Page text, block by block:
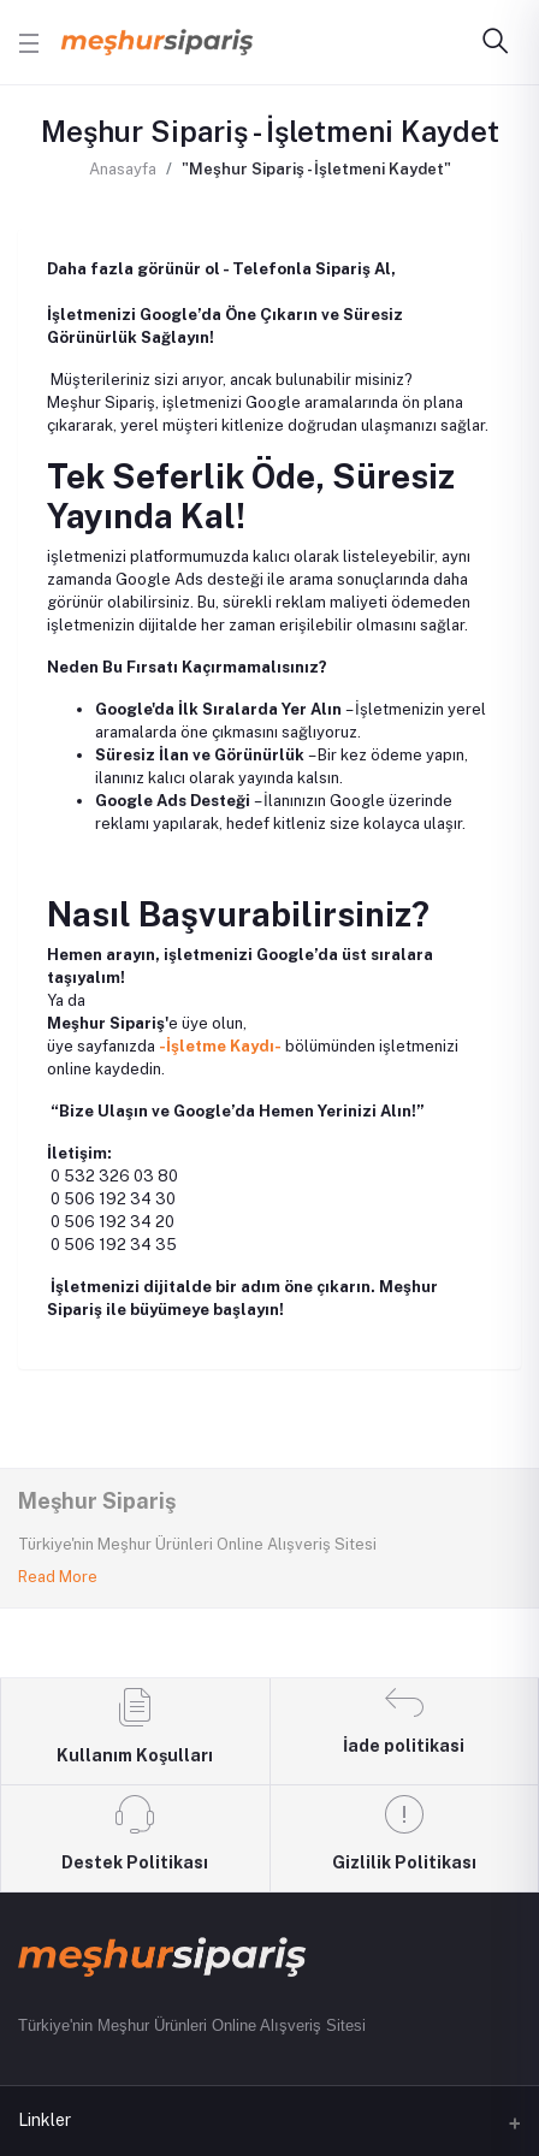
Meşhur Sipariş - İşletmeni Kaydet
Anasayfa "Meşhur Sipariş - İşletmeni Kaydet"
Daha fazla görünür ol - Telefonla Sipariş Al,
İşletmenizi Google’da Öne Çıkarın ve Süresiz
Görünürlük Sağlayın!
Müşterileriniz sizi arıyor, ancak bulunabilir misiniz?
Meşhur Sipariş, işletmenizi Google aramalarında ön plana
çıkararak, yerel müşteri kitlenize doğrudan ulaşmanızı sağlar.
Tek Seferlik Öde, Süresiz
Yayında Kal!
işletmenizi platformumuzda kalıcı olarak listeleyebilir, aynı
zamanda Google Ads desteği ile arama sonuçlarında daha
görünür olabilirsiniz. Bu, sürekli reklam maliyeti ödemeden
işletmenizin dijitalde her zaman erişilebilir olmasını sağlar.
Neden Bu Fırsatı Kaçırmamalısınız?
Google'da İlk Sıralarda Yer Alın – İşletmenizin yerel
aramalarda öne çıkmasını sağlıyoruz.
Süresiz İlan ve Görünürlük – Bir kez ödeme yapın,
ilanınız kalıcı olarak yayında kalsın.
Google Ads Desteği – İlanınızın Google üzerinde
reklamı yapılarak, hedef kitleniz size kolayca ulaşır.
Nasıl Başvurabilirsiniz?
Hemen arayın, işletmenizi Google’da üst sıralara
taşıyalım!
Ya da
Meşhur Sipariş'e üye olun,
üye sayfanızda -İşletme Kaydı- bölümünden işletmenizi
online kaydedin.
“Bize Ulaşın ve Google’da Hemen Yerinizi Alın!”
İletişim:
0 532 326 03 80
0 506 192 34 30
0 506 192 34 20
0 506 192 34 35
İşletmenizi dijitalde bir adım öne çıkarın. Meşhur
Sipariş ile büyümeye başlayın!
Meşhur Sipariş
Türkiye'nin Meşhur Ürünleri Online Alışveriş Sitesi
Read More
Kullanım Koşulları
İade politikasi
Destek Politikası Gizlilik Politikası
Türkiye'nin Meşhur Ürünleri Online Alışveriş Sitesi
Linkler